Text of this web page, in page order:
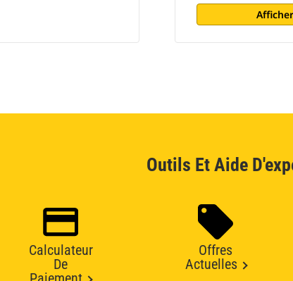
Outils Et Aide
Calculateur
De
Offres
Actuelles